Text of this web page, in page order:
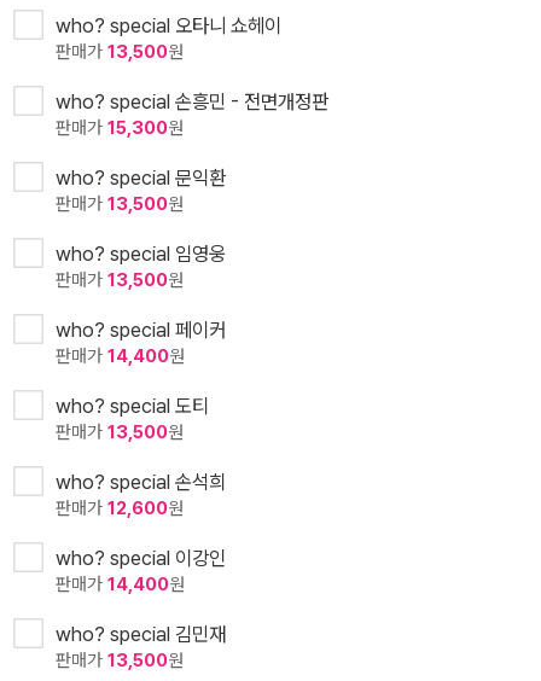
who? special 오타니 쇼헤이
판매가 13,500원
who? special 손흥민 - 전면개정판
판매가 15,300원
who? special 문익환
판매가 13,500원
who? special 임영웅
판매가 13,500원
who? special 페이커
판매가 14,400원
who? special 도티
판매가 13,500원
who? special 손석희
판매가 12,600원
who? special 이강인
판매가 14,400원
who? special 김민재
판매가 13,500원